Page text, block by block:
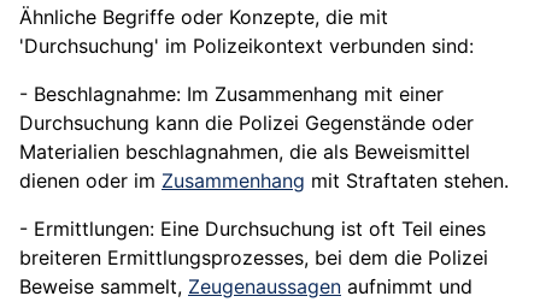
Ähnliche Begriffe oder Konzepte, die mit
'Durchsuchung' im Polizeikontext verbunden sind:
- Beschlagnahme: Im Zusammenhang mit einer
Durchsuchung kann die Polizei Gegenstände oder
Materialien beschlagnahmen, die als Beweismittel
dienen oder im Zusammenhang mit Straftaten stehen.
- Ermittlungen: Eine Durchsuchung ist oft Teil eines
breiteren Ermittlungsprozesses, bei dem die Polizei
Beweise sammelt, Zeugenaussagen aufnimmt und